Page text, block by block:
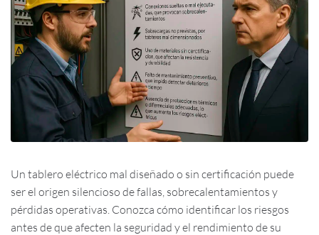
Un tablero eléctrico mal diseñado o sin certificación puede
ser el origen silencioso de fallas, sobrecalentamientos y
pérdidas operativas. Conozca cómo identificar los riesgos
antes de que afecten la seguridad y el rendimiento de su